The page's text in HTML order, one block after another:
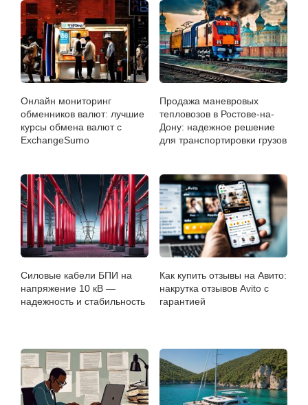
Онлайн мониторинг
обменников валют: лучшие
курсы обмена валют с
ExchangeSumo
Продажа маневровых
тепловозов в Ростове-на-
Дону: надежное решение
для транспортировки грузов
Силовые кабели БПИ на
напряжение 10 кВ —
надежность и стабильность
Как купить отзывы на Авито:
накрутка отзывов Avito с
гарантией